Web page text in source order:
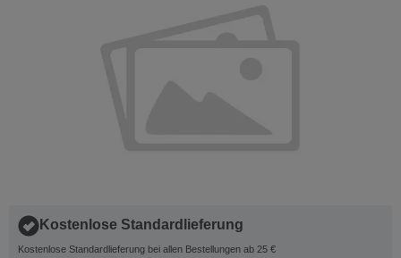
Kostenlose Standardlieferung
Kostenlose Standardlieferung bei allen Bestellungen ab 25 €